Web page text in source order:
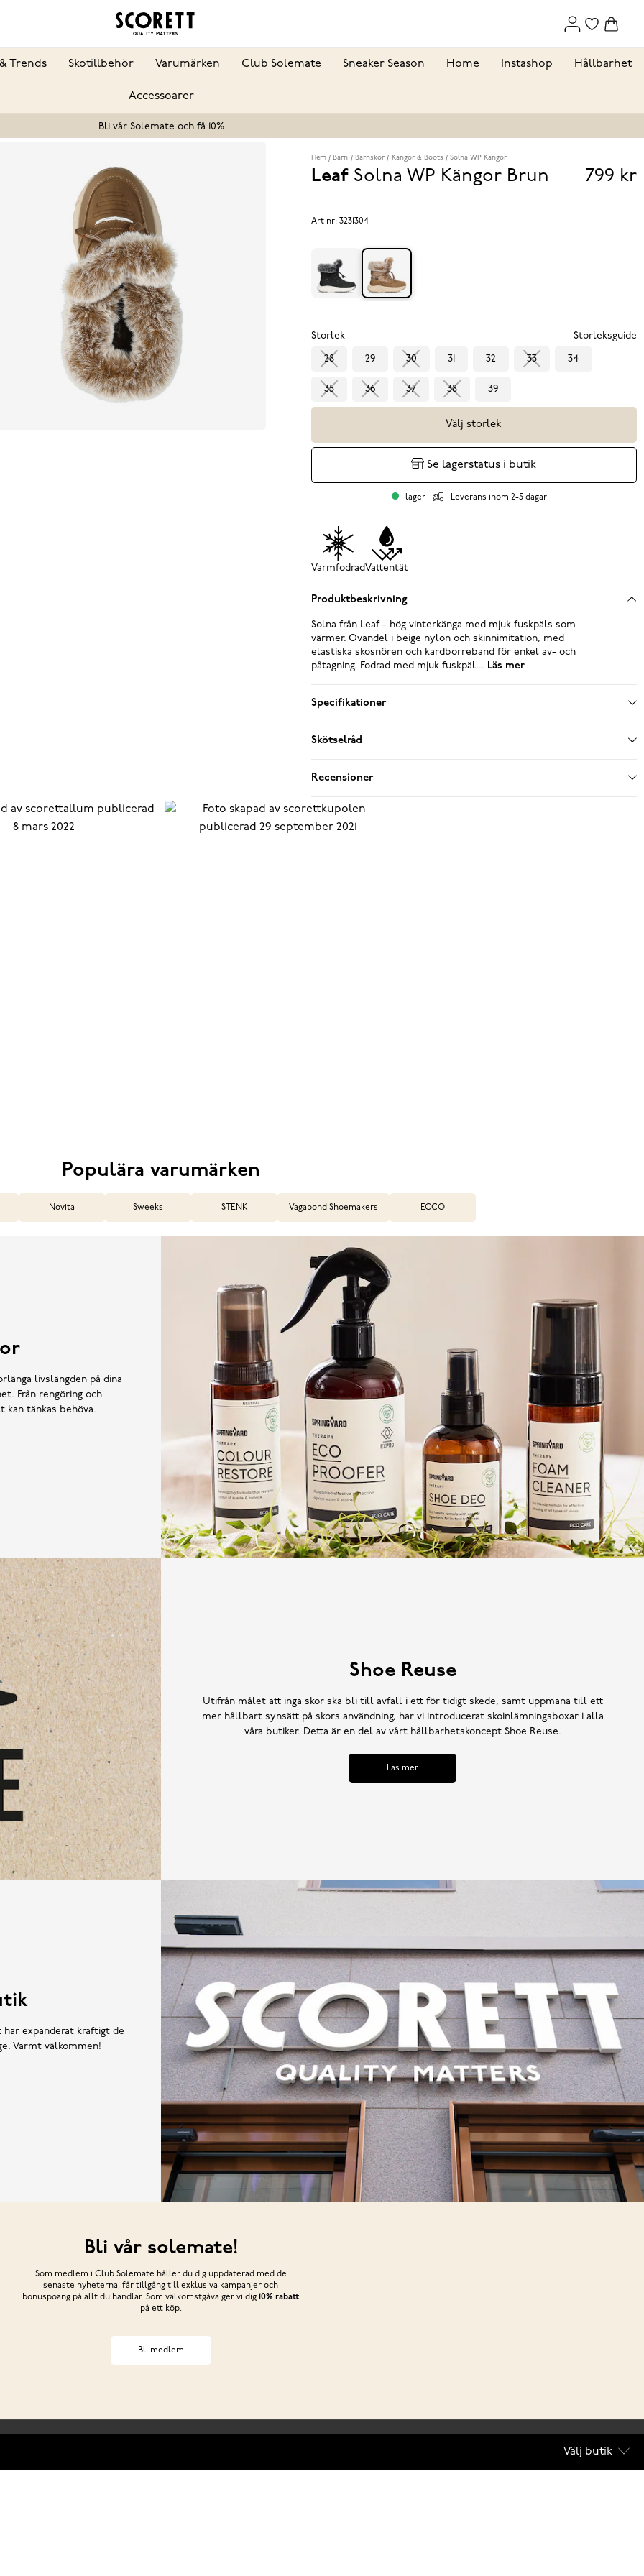
Trends Skotillbehör Varumärken Club Solemate Sneaker Season Home Instashop Hållbarhet
Accessoarer
Bli vår Solemate och få 10%
Hem Barn Barnskor Kängor & Boots Solna WP Kängor
Leaf Solna WP Kängor Brun Pris
799 kr
Art nr: 3231304
Storlek Storleksguide
28 29 30 31 32 33 34
35 36 37 38 39
Välj storlek
Se lagerstatus i butik
I lager Leverans inom 2-5 dagar
VarmfodradVattentät
Produktbeskrivning
Solna från Leaf - hög vinterkänga med mjuk fuskpäls som
värmer. Ovandel i beige nylon och skinnimitation, med
elastiska skosnören och kardborreband för enkel av- och
påtagning. Fodrad med mjuk fuskpäl... Läs mer
Specifikationer
Skötselråd
Recensioner
Populära varumärken
Novita Sweeks STENK Vagabond Shoemakers ECCO
livslängden på dina
Från rengöring och
tänkas behöva.
Shoe Reuse
Utifrån målet att inga skor ska bli till avfall i ett för tidigt skede, samt uppmana till ett
mer hållbart synsätt på skors användning, har vi introducerat skoinlämningsboxar i alla
våra butiker. Detta är en del av vårt hållbarhetskoncept Shoe Reuse.
Läs mer
har expanderat kraftigt de
Varmt välkommen!
Bli vår solemate!
Som medlem i Club Solemate håller du dig uppdaterad med de
senaste nyheterna, får tillgång till exklusiva kampanjer och
bonuspoäng på allt du handlar. Som välkomstgåva ger vi dig 10% rabatt
på ett köp.
Bli medlem
Välj butik